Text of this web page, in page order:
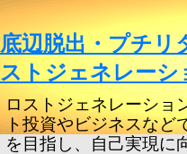
底辺脱出・プチリ
ストジェネレーシ
ロストジェネレーショ
ト投資やビジネスなど
を目指し、自己実現に